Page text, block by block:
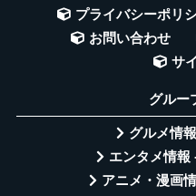
プライバシーポリ
お問い合わせ
サ
グルー
グルメ情
エンタメ情報
アニメ・漫画